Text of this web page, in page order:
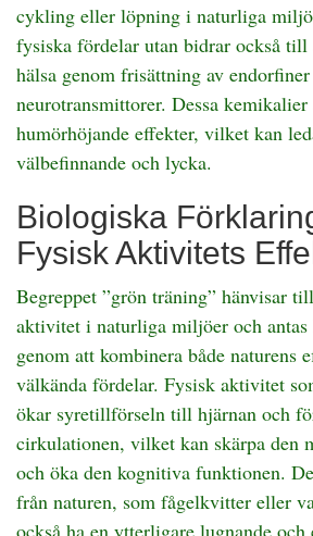
cykling eller löpning i naturliga
fysiska fördelar utan bidrar också
hälsa genom frisättning av
neurotransmittorer. Dessa
humörhöjande effekter, vilket kan
välbefinnande och lycka.
Biologiska
Fysisk Aktivitets
Begreppet ”grön träning” hänvisar
aktivitet i naturliga miljöer och
genom att kombinera både naturens
välkända fördelar. Fysisk aktivitet
ökar syretillförseln till hjärnan och
cirkulationen, vilket kan skärpa den
och öka den kognitiva funktionen.
från naturen, som fågelkvitter eller
också ha en ytterligare lugnande och